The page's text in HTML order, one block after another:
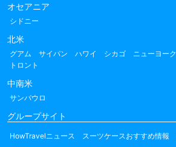
オセアニア
シドニー
北米
グアム サイパン ハワイ シカゴ ニューヨーク
トロント
中南米
サンパウロ
グループサイト
HowTravelニュース スーツケースおすすめ情報